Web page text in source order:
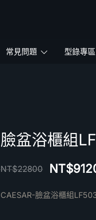
常見問題 型錄專區
臉盆浴櫃組
NT$22800 NT$
CAESAR-臉盆浴櫃組